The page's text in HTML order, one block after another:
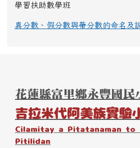
學習扶助數學班
真分數、假分數與帶分數的命名及
頁尾區域內容
花蓮縣富里鄉永豐國民
吉拉米代阿美族實驗
Cilamitay a Pitatanaman to
Pitilidan